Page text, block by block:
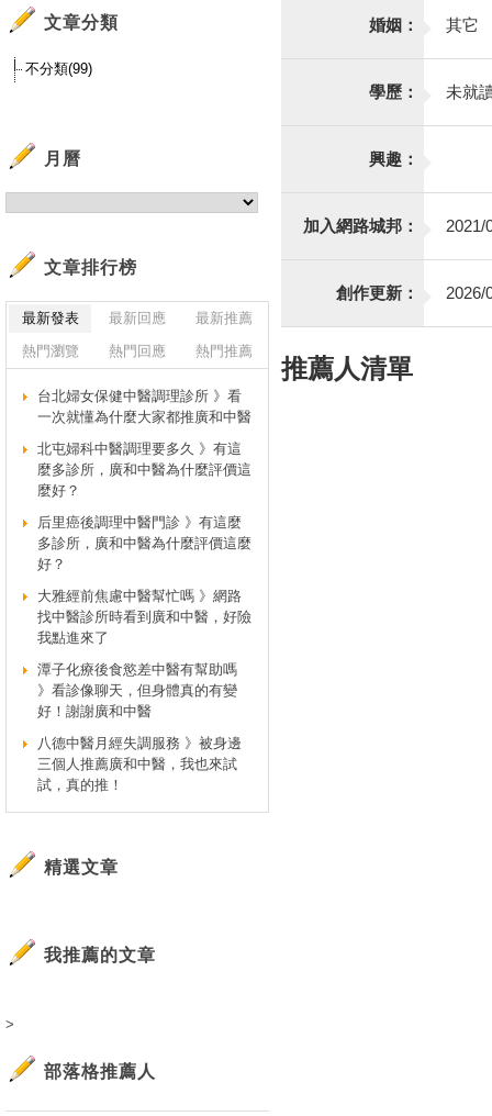
婚姻： 其它
學歷： 未就
興趣：
加入網路城邦： 2021/
創作更新： 2026/
推薦人清單
文章分類
不分類(99)
月曆
文章排行榜
最新發表 最新回應
最新推薦
熱門瀏覽
熱門回應 熱門推薦
台北婦女保健中醫調理診所 》看
一次就懂為什麼大家都推廣和中醫
北屯婦科中醫調理要多久 》有這
麼多診所，廣和中醫為什麼評價這
麼好？
后里癌後調理中醫門診 》有這麼
多診所，廣和中醫為什麼評價這麼
好？
大雅經前焦慮中醫幫忙嗎 》網路
找中醫診所時看到廣和中醫，好險
我點進來了
潭子化療後食慾差中醫有幫助嗎
》看診像聊天，但身體真的有變
好！謝謝廣和中醫
八德中醫月經失調服務 》被身邊
三個人推薦廣和中醫，我也來試
試，真的推！
精選文章
我推薦的文章
>
部落格推薦人